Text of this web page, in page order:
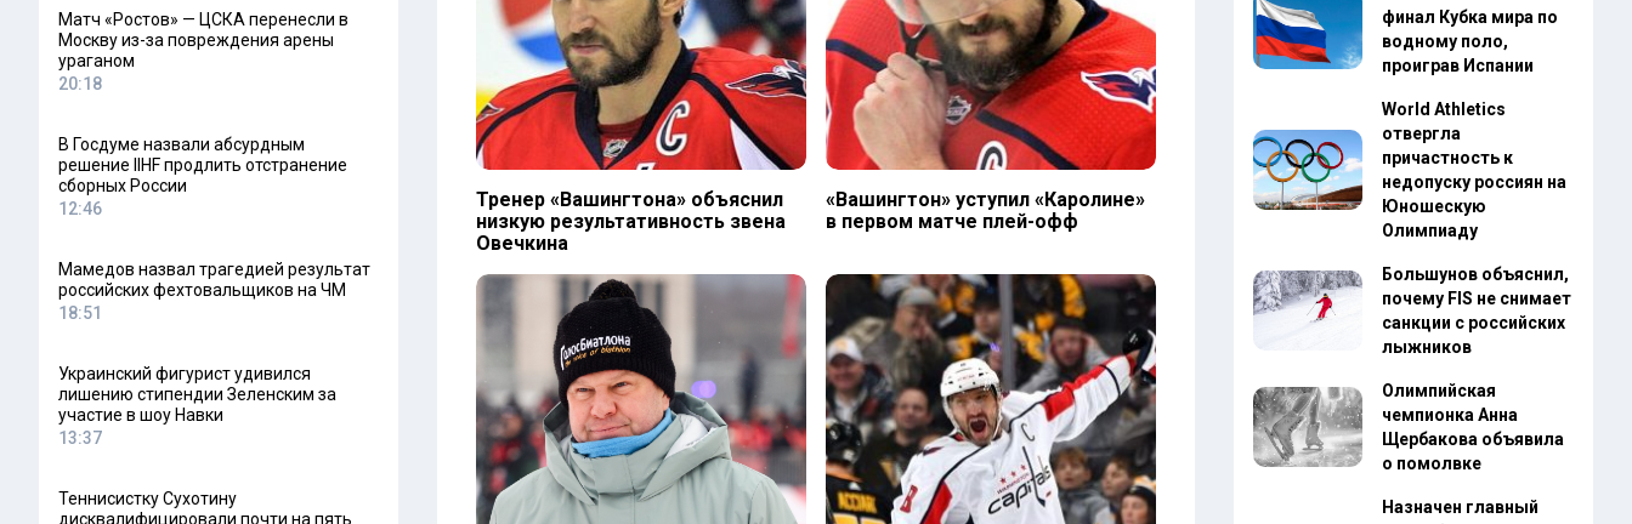
Матч «Ростов» — ЦСКА перенесли в
Москву из-за повреждения арены
ураганом
20:18
В Госдуме назвали абсурдным
решение IIHF продлить отстранение
сборных России
12:46
Мамедов назвал трагедией результат
российских фехтовальщиков на ЧМ
18:51
Украинский фигурист удивился
лишению стипендии Зеленским за
участие в шоу Навки
13:37
Теннисистку Сухотину
дисквалифицировали почти на пять
Тренер «Вашингтона» объяснил
низкую результативность звена
Овечкина
«Вашингтон» уступил «Каролине»
в первом матче плей-офф
финал Кубка мира по
водному поло,
проиграв Испании
World Athletics
отвергла
причастность к
недопуску россиян на
Юношескую
Олимпиаду
Большунов объяснил,
почему FIS не снимает
санкции с российских
лыжников
Олимпийская
чемпионка Анна
Щербакова объявила
о помолвке
Назначен главный